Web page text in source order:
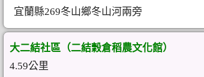
宜蘭縣269冬山鄉冬山河兩旁
大二結社區（二結穀倉稻農文化館）
4.59公里